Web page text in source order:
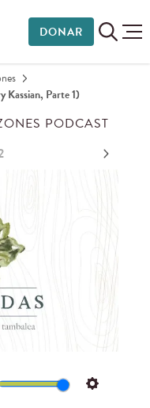
DONAR
Kassian, Parte 1)
PODCAST
Settings